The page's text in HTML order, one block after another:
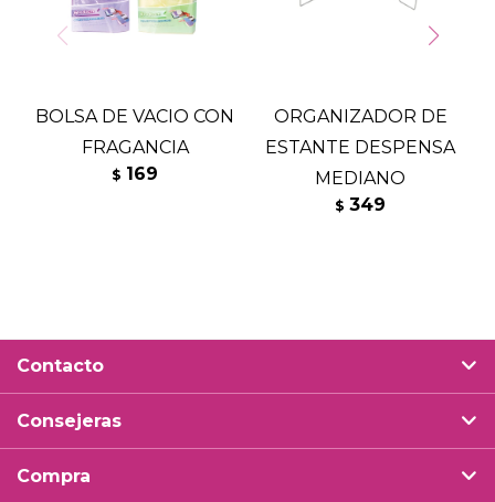
BOLSA DE VACIO CON
FRAGANCIA
$ 169
ORGANIZADOR DE
ESTANTE DESPENSA
MEDIANO
$ 349
Contacto
Consejeras
Compra